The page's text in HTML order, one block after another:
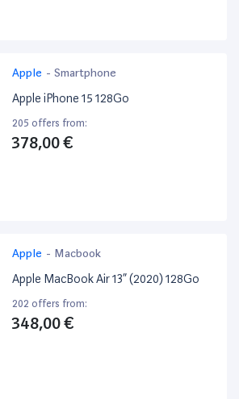
Apple - Smartphone
Apple iPhone 15 128Go
205 offers from:
378,00 €
Apple - Macbook
Apple MacBook Air 13” (2020) 128Go
202 offers from:
348,00 €